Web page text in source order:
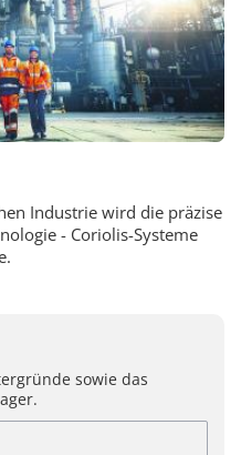
Industrie wird die präzise
- Coriolis-Systeme
sowie das